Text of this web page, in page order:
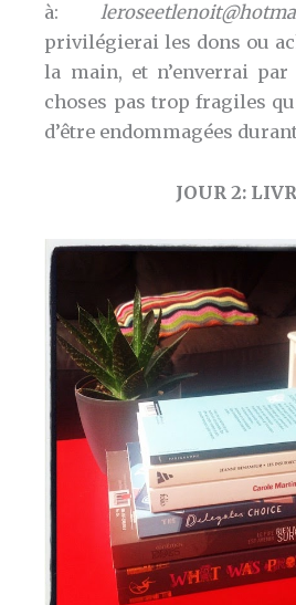
à:
privilégierai les dons ou
la main, et n’enverrai
choses pas trop fragiles
d’être endommagées
JOUR 2: